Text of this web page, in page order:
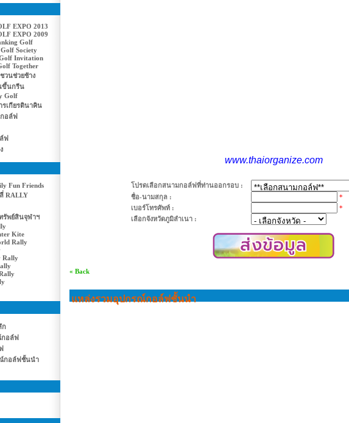
EXPO 2013
EXPO 2009
Golf
Society
Invitation
Together
วนช่วยช้าง
ขึ้นกรีน
Golf
เกียรตินาคิน
อล์ฟ
ฟ
Fun Friends
RALLY
รัพย์สินจุฬาฯ
Kite
Rally
Rally
ก
อล์ฟ
กอล์ฟชั้นนำ
www.thaiorganize.com
โปรดเลือกสนามกอล์ฟที่ท่านออกรอบ :
ชื่อ-นามสกุล :
*
เบอร์โทรศัพท์ :
*
เลือกจังหวัดภูมิลำเนา :
« Back
แหล่งรวมอุปกรณ์กอล์ฟชั้นนำ